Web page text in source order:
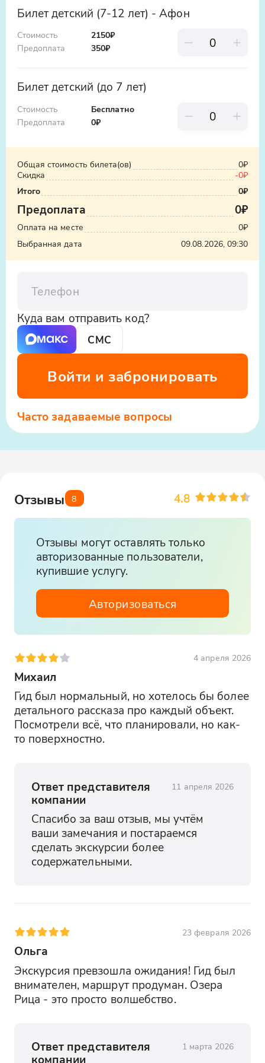
Билет детский (7-12 лет) - Афон
Стоимость
Предоплата
2150₽
350₽
Билет детский (до 7 лет)
Стоимость
Предоплата
Бесплатно
0₽
Общая стоимость билета(ов)
0₽
Скидка
-0₽
Итого
0₽
Предоплата 0₽
Оплата на месте
0₽
Выбранная дата
09.08.2026, 09:30
Куда вам отправить код?
СМС
Войти и забронировать
Часто задаваемые вопросы
Отзывы 8 4.8
Отзывы могут оставлять только
авторизованные пользователи,
купившие услугу.
Авторизоваться
4 апреля 2026
Михаил
Гид был нормальный, но хотелось бы более
детального рассказа про каждый объект.
Посмотрели всё, что планировали, но как-
то поверхностно.
Ответ представителя
компании
11 апреля 2026
Спасибо за ваш отзыв, мы учтём
ваши замечания и постараемся
сделать экскурсии более
содержательными.
23 февраля 2026
Ольга
Экскурсия превзошла ожидания! Гид был
внимателен, маршрут продуман. Озера
Рица - это просто волшебство.
Ответ представителя
компании
1 марта 2026